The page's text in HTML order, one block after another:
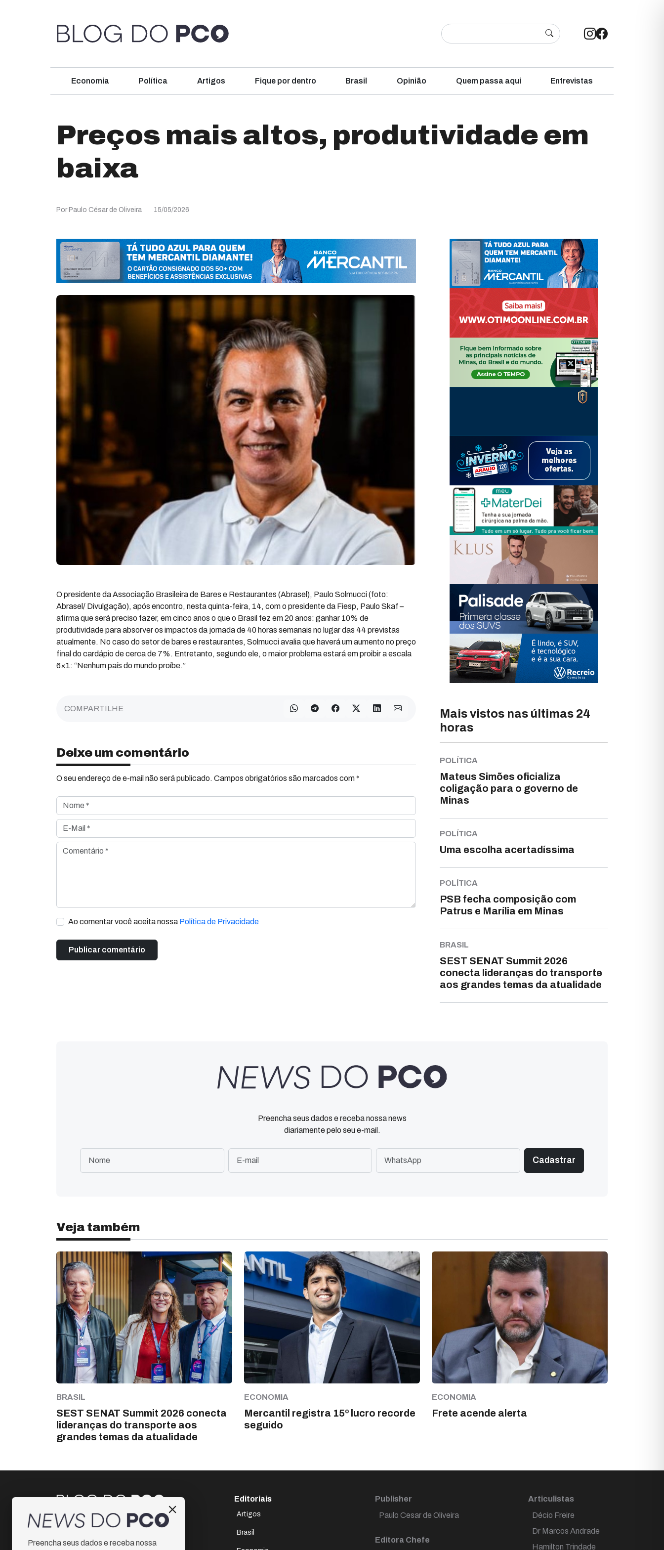
Economia Política Artigos Fique por dentro Brasil Opinião Quem passa aqui Entrevistas
Preços mais altos, produtividade em
baixa
Por Paulo César de Oliveira 15/05/2026
O presidente da Associação Brasileira de Bares e Restaurantes (Abrasel), Paulo Solmucci (foto:
Abrasel/ Divulgação), após encontro, nesta quinta-feira, 14, com o presidente da Fiesp, Paulo Skaf –
afirma que será preciso fazer, em cinco anos o que o Brasil fez em 20 anos: ganhar 10% de
produtividade para absorver os impactos da jornada de 40 horas semanais no lugar das 44 previstas
atualmente. No caso do setor de bares e restaurantes, Solmucci avalia que haverá um aumento no preço
final do cardápio de cerca de 7%. Entretanto, segundo ele, o maior problema estará em proibir a escala
6×1: “Nenhum país do mundo proíbe.”
COMPARTILHE
Deixe um comentário
O seu endereço de e-mail não será publicado. Campos obrigatórios são marcados com *
Nome *
E-Mail *
Comentário *
Ao comentar você aceita nossa Política de Privacidade
Mais vistos nas últimas 24
horas
POLÍTICA
Mateus Simões oficializa
coligação para o governo de
Minas
POLÍTICA
Uma escolha acertadíssima
POLÍTICA
PSB fecha composição com
Patrus e Marília em Minas
BRASIL
SEST SENAT Summit 2026
conecta lideranças do transporte
aos grandes temas da atualidade
Preencha seus dados e receba nossa news
diariamente pelo seu e-mail.
Veja também
BRASIL
SEST SENAT Summit 2026 conecta
lideranças do transporte aos
grandes temas da atualidade
ECONOMIA
Mercantil registra 15º lucro recorde
seguido
ECONOMIA
Frete acende alerta
Instagram
Facebook
Editoriais
Artigos
Brasil
Publisher
Paulo Cesar de Oliveira
Editora Chefe
Articulistas
Décio Freire
Dr Marcos Andrade
Hamilton Trindade
Preencha seus dados e receba nossa